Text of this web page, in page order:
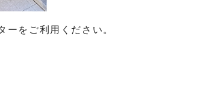
ーをご利用ください。